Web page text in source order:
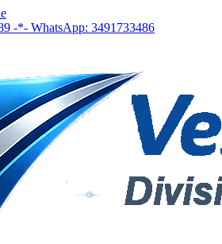
-*- WhatsApp: 3491733486